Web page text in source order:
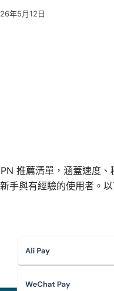
年5月12日
推薦清單，涵蓋速度、
手與有經驗的使用者。